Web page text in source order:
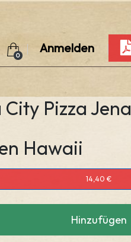
0
Anmelden
Pizza Jena
Hawaii
14,40 €
Hinzufügen